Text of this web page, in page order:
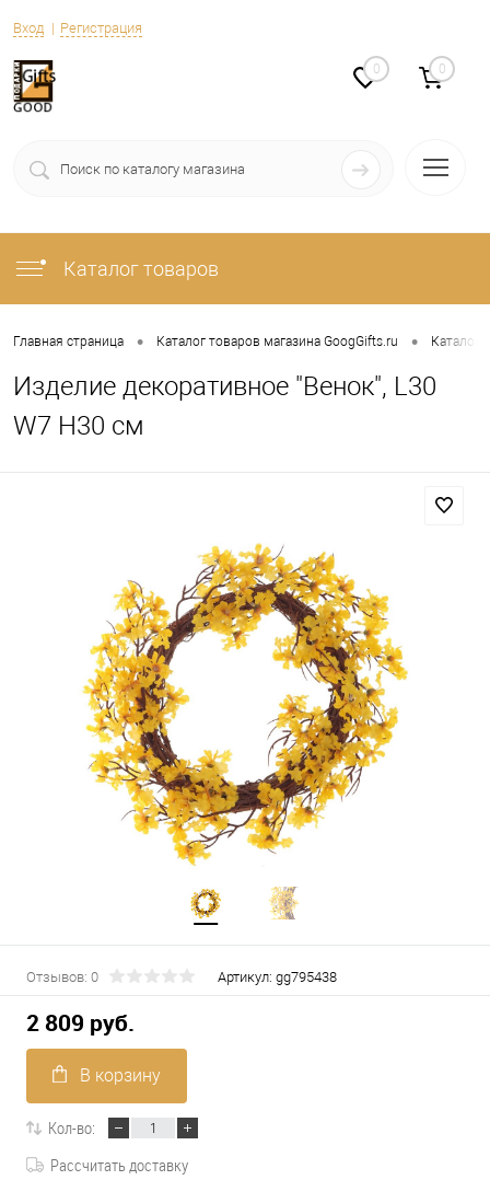
Вход Регистрация
0 0
Каталог товаров
Главная страница • Каталог товаров магазина GoogGifts.ru • Каталог
Изделие декоративное "Венок", L30
W7 H30 см
Отзывов: 0 Артикул: gg795438
2 809 руб.
В корзину
Кол-во:
Рассчитать доставку